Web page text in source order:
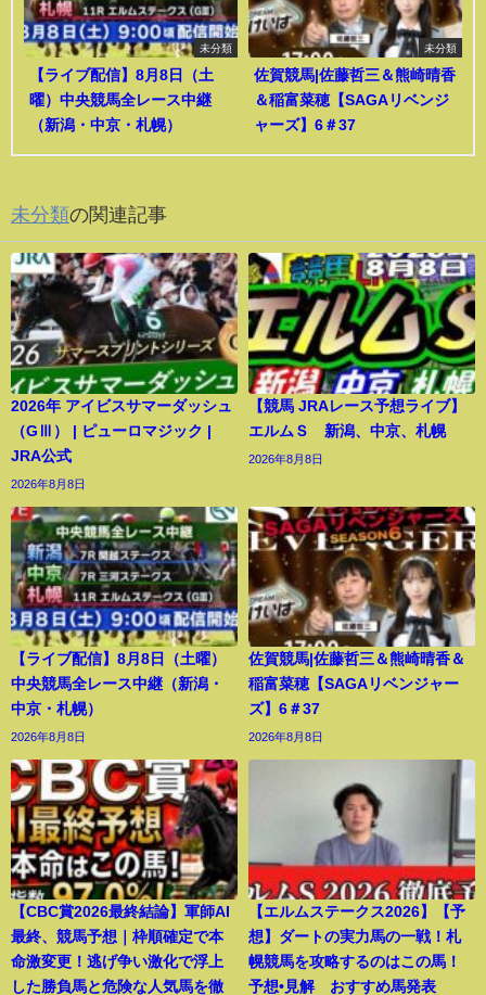
未分類
【ライブ配信】8月8日（土
曜）中央競馬全レース中継
（新潟・中京・札幌）
未分類
佐賀競馬|佐藤哲三＆熊崎晴香
＆稲富菜穂【SAGAリベンジ
ャーズ】6＃37
未分類の関連記事
2026年 アイビスサマーダッシュ
（GⅢ） | ピューロマジック |
JRA公式
2026年8月8日
【競馬 JRAレース予想ライブ】
エルムＳ 新潟、中京、札幌
2026年8月8日
【ライブ配信】8月8日（土曜）
中央競馬全レース中継（新潟・
中京・札幌）
2026年8月8日
佐賀競馬|佐藤哲三＆熊崎晴香＆
稲富菜穂【SAGAリベンジャー
ズ】6＃37
2026年8月8日
【CBC賞2026最終結論】軍師AI
最終、競馬予想｜枠順確定で本
命激変更！逃げ争い激化で浮上
した勝負馬と危険な人気馬を徹
【エルムステークス2026】【予
想】ダートの実力馬の一戦！札
幌競馬を攻略するのはこの馬！
予想•見解 おすすめ馬発表